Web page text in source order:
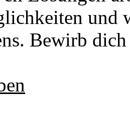
und
Bewirb